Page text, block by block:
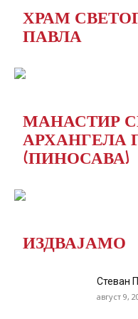
ХРАМ
ПАВЛА
МАНАСТИР
АРХАНГЕЛА
(ПИНОСАВА)
ИЗДВАЈАМО
Стеван
август 9,